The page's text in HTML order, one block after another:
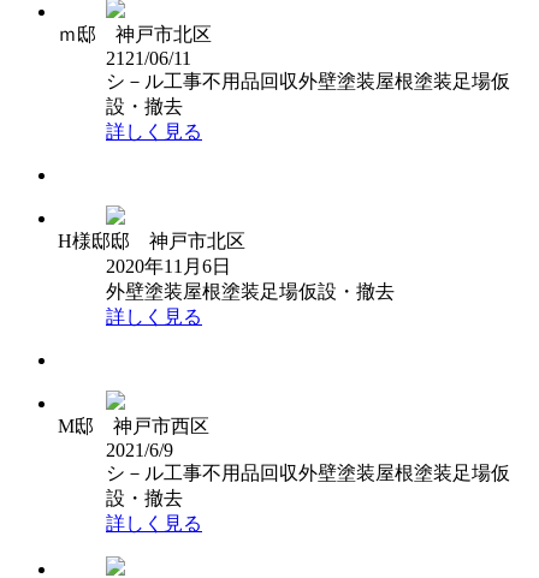
ｍ邸 神戸市北区
2121/06/11
シ－ル工事不用品回収外壁塗装屋根塗装足場仮
設・撤去
詳しく見る
H様邸邸 神戸市北区
2020年11月6日
外壁塗装屋根塗装足場仮設・撤去
詳しく見る
M邸 神戸市西区
2021/6/9
シ－ル工事不用品回収外壁塗装屋根塗装足場仮
設・撤去
詳しく見る